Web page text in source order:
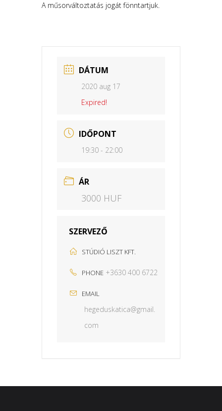
A műsorváltoztatás jogát fönntartjuk.
DÁTUM
2020 aug 17
Expired!
IDŐPONT
19:30 - 22:00
ÁR
3000 HUF
SZERVEZŐ
STÚDIÓ LISZT KFT.
PHONE +3630 400 6722
EMAIL
hegeduskatica@gmail.
com